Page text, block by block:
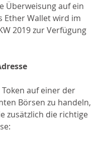
Überweisung auf ein
Ether Wallet wird im
2019 zur Verfügung
Token auf einer der
Börsen zu handeln,
zusätzlich die richtige